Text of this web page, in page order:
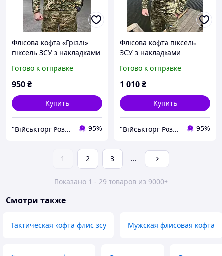
Флісова кофта «Грізлі»
піксель ЗСУ з накладками
Готово к отправке
950₴
Купить
"Військторг Роздріб / Гурт": На сторожі Вашої безпеки! 95%
Флісова кофта піксель
ЗСУ з накладками
Готово к отправке
1 010₴
Купить
"Військторг Роздріб / Гурт": На сторожі Вашої безпеки! 95%
1 2 3 ...
Показано 1 - 29 товаров из 9000+
Смотри также
Тактическая кофта флис зсу Мужская флисовая кофта